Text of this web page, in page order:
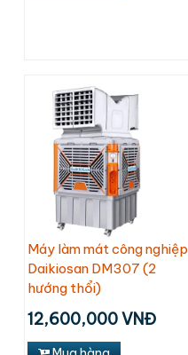
Máy làm mát công nghiệp
Daikiosan DM307 (2
hướng thổi)
12,600,000 VNĐ